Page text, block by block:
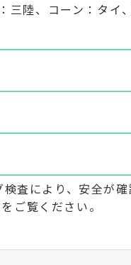
三陸、コーン：タイ
査により、安全が
をご覧ください。